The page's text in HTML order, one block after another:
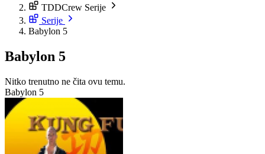
TDDCrew Serije
Serije
Babylon 5
Babylon 5
Nitko trenutno ne čita ovu temu.
Babylon 5